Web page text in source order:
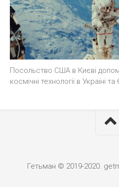
Посольство США в Києві
космічні технології в Україні та
Гетьман © 2019-2020.